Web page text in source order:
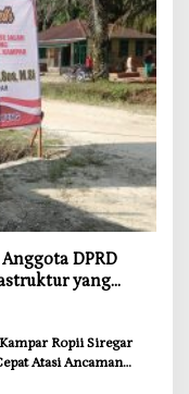
DPRD
yang
Ropii Siregar
Atasi Ancaman
Kampar Dihati